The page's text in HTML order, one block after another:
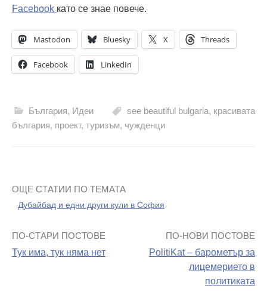
Facebook като се знае повече.
Mastodon Bluesky X Threads
Facebook LinkedIn
България, Идеи see beautiful bulgaria, красивата
българия, проект, туризъм, чужденци
ОЩЕ СТАТИИ ПО ТЕМАТА
Дубайбад и едни други кули в София
Навигация
ПО-СТАРИ ПОСТОВЕ
Тук има, тук няма нет
ПО-НОВИ ПОСТОВЕ
PolitiKat – барометър за
лицемерието в
политиката